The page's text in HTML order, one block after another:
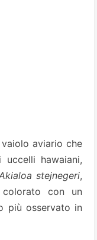
aviario che
hawaiani,
stejnegeri,
con un
più osservato in